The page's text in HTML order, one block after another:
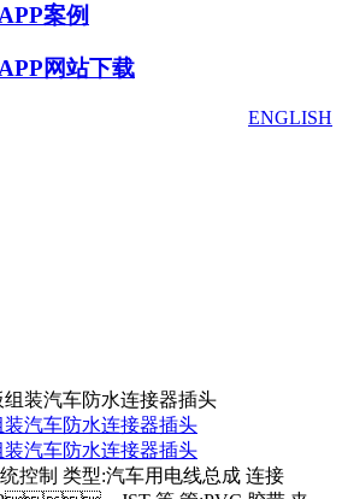
案例
网站下载
ENGLISH
汽车防水连接器插头
汽车防水连接器插头
控制 类型:汽车用电线总成 连接